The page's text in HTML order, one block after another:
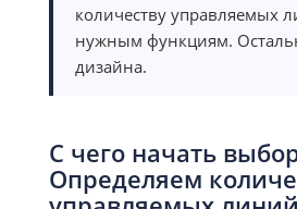
количеству управляемых
нужным функциям.
дизайна.
С чего начать
Определяем